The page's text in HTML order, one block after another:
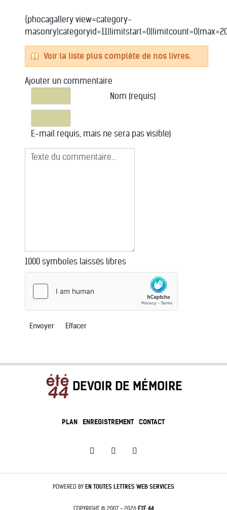
{phocagallery view=category-
Voir la liste plus complète de nos livres.
Ajouter un commentaire
Nom (requis)
E-mail requis, mais ne sera pas visible)
1000 symboles laissés libres
Envoyer Effacer
DEVOIR DE MÉMOIRE
PLAN ENREGISTREMENT CONTACT
POWERED BY EN TOUTES LETTRES WEB SERVICES
COPYRIGHT © 2007 - 2026 ÉTÉ 44